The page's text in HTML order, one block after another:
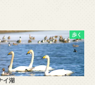
歩く
イ湖